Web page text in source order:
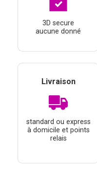
3D secure
aucune donné
Livraison
standard ou express
à domicile et points
relais